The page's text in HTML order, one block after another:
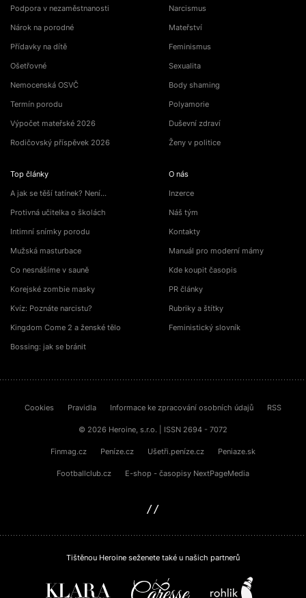
Podpora v nezaměstnanosti
Nárok na porodné
Přídavky na dítě
Ošetřovné
Nemocenská OSVČ
Termín porodu
Výpočet mateřské 2026
Rodičovský příspěvek 2026
Top články
A jak se těší tatínek? Není…
Protivná učitelka o školách
Intimní snímky porodu
Mužská masturbace
Co nesnášíme v sauně
Korejské zombie masky
Kvíz: Poznáte narcistu?
Kingdom Come 2 a ženské tělo
Bossing: jak se bránit
Narcismus
Mateřství
Feminismus
Sexualita
Body shaming
Polyamorie
Duševní zdraví
Ženy v politice
O nás
Inzerce
Náš tým
Kontakty
Manuál pro moderní mámy
Kde koupit časopis
PR články
Rubriky a štítky
Feministický slovník
Cookies Pravidla Informace ke zpracování osobních údajů RSS
© 2026 Heroine, s.r.o. | ISSN 2694 - 7072
Finmag.cz Peníze.cz Ušetři.peníze.cz Peniaze.sk
Footballclub.cz E-shop - časopisy NextPageMedia
Tištěnou Heroine seženete také u našich partnerů